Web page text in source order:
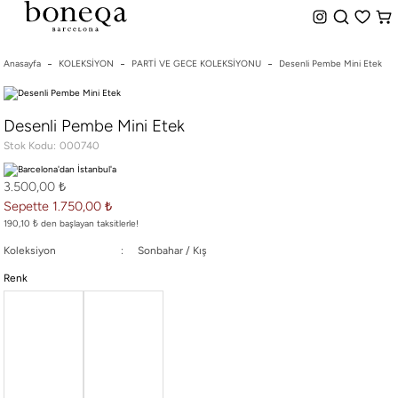
%50 ye Varan İndirim Hemen Teslim Seçeneği
Anasayfa KOLEKSİYON PARTİ VE GECE KOLEKSİYONU Desenli Pembe Mini Etek
Desenli Pembe Mini Etek
Stok Kodu 000740
3.500,00 ₺
Sepette 1.750,00 ₺
190,10 ₺ den başlayan taksitlerle!
Koleksiyon Sonbahar / Kış
Renk
26 SS İLKBAHAR-YAZ
25/26 SONBAHAR-KIŞ
TÜM KOLEKSİYONLAR
ELBİSE
BLUZ & GÖMLEK
CEKET & YELEK
ETEK
PANTOLON